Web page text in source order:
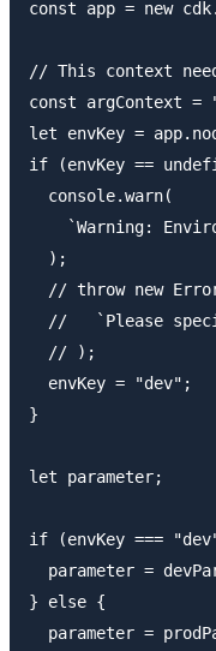
const app = new
// This context
const argContext =
let envKey =
if (envKey ==
  console.warn(
`Warning:
  );
// throw new
//   `Please
  // );
  envKey = "dev";
}
let parameter;
if (envKey ===
parameter =
} else {
parameter =